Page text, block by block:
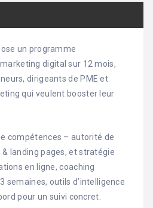
un programme
digital sur 12 mois,
dirigeants de PME et
qui veulent booster leur
compétences – autorité de
& landing pages, et stratégie
en ligne, coaching
semaines, outils d’intelligence
pour un suivi concret.